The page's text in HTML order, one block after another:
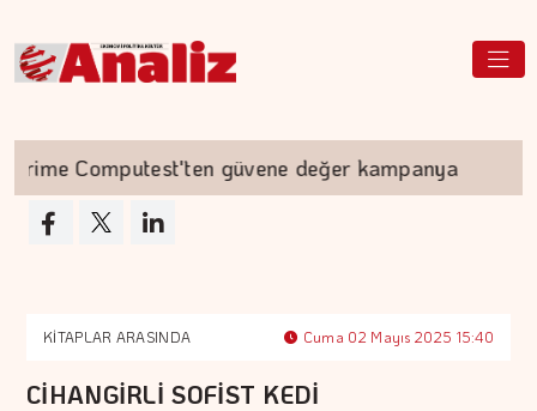
Computest'ten güvene değer kampanya
KİTAPLAR ARASINDA Cuma 02 Mayıs 2025 15:40
CİHANGİRLİ SOFİST KEDİ